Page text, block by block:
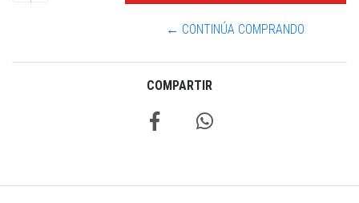
← CONTINÚA COMPRANDO
COMPARTIR